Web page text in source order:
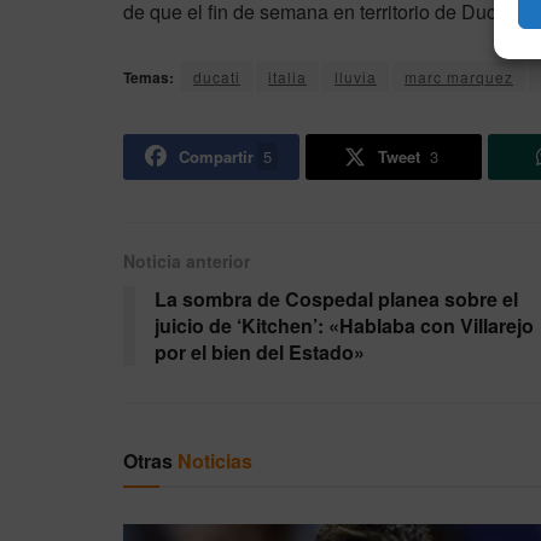
de que el fin de semana en territorio de Ducati
Temas: ducati italia lluvia marc marquez
Compartir 5 Tweet 3
Noticia anterior
La sombra de Cospedal planea sobre el
juicio de ‘Kitchen’: «Hablaba con Villarejo
por el bien del Estado»
Otras Noticias